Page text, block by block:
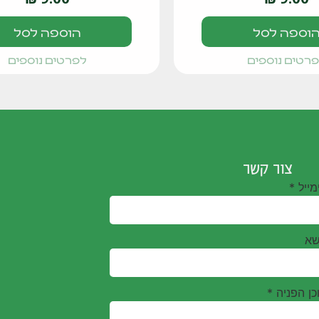
הוספה לסל
נוספים
הוספה לסל
לפרטים נוספים
צור קשר
*
הפניה *